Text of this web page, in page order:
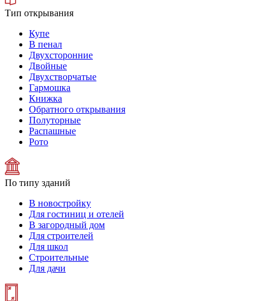
Тип открывания
Купе
В пенал
Двухсторонние
Двойные
Двухстворчатые
Гармошка
Книжка
Обратного открывания
Полуторные
Распашные
Рото
По типу зданий
В новостройку
Для гостиниц и отелей
В загородный дом
Для строителей
Для школ
Строительные
Для дачи